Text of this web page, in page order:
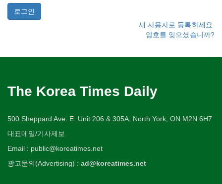
새 사용자로 등록하세요.
암호를 잊으셨습니까?
The Korea Times Daily
500 Sheppard Ave. E. Unit 206 & 305A, North York, ON M2N 6H7
대표메일/기사제보
Email : public@koreatimes.net
광고문의(Advertising) : ad@koreatimes.net